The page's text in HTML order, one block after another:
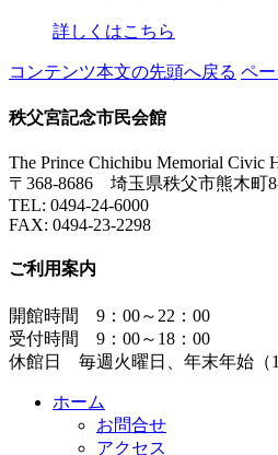
詳しくはこちら
コンテンツ本文の先頭へ戻る ペ
秩父宮記念市民会館
The Prince Chichibu Memorial Civic
〒368-8686 埼玉県秩父市熊木町
TEL: 0494-24-6000
FAX: 0494-23-2298
ご利用案内
開館時間 9：00～22：00
受付時間 9：00～18：00
休館日 毎週火曜日、年末年始（
ホーム
お問合せ
アクセス